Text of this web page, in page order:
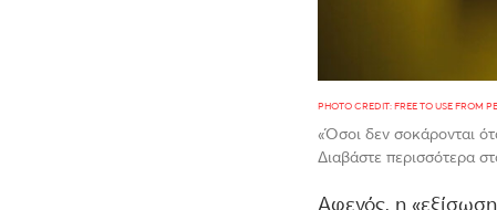
PHOTO CREDIT: FREE TO USE FROM
«Όσοι δεν σοκάρονται
Διαβάστε περισσότερα
Αφενός, η